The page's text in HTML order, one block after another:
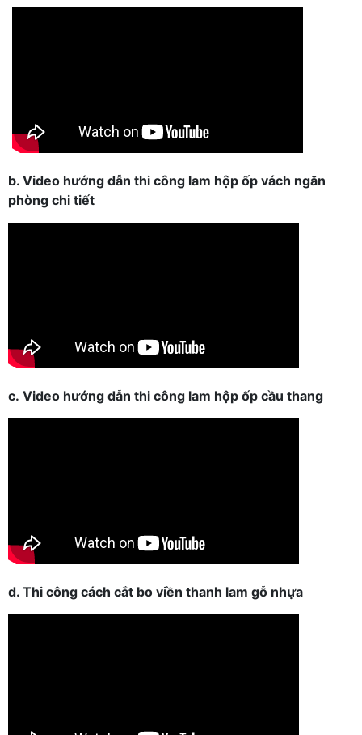
b. Video hướng dẫn thi công lam hộp ốp vách ngăn
phòng chi tiết
c. Video hướng dẫn thi công lam hộp ốp cầu thang
d. Thi công cách cắt bo viền thanh lam gỗ nhựa